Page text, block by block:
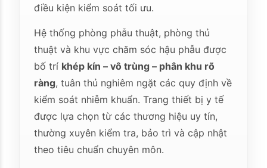
điều kiện kiểm soát tối ưu.
Hệ thống phòng phẫu thuật, phòng thủ
thuật và khu vực chăm sóc hậu phẫu được
bố trí khép kín – vô trùng – phân khu rõ
ràng, tuân thủ nghiêm ngặt các quy định về
kiểm soát nhiễm khuẩn. Trang thiết bị y tế
được lựa chọn từ các thương hiệu uy tín,
thường xuyên kiểm tra, bảo trì và cập nhật
theo tiêu chuẩn chuyên môn.